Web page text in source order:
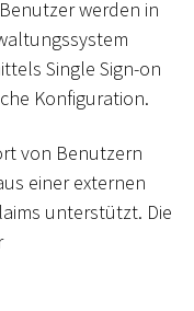
werden in
Single Sign-on
Konfiguration.
von Benutzern
einer externen
unterstützt. Die